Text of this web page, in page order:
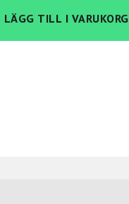
LÄGG TILL I VARUKORG